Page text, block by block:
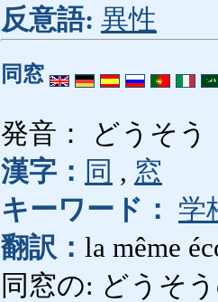
反意語: 異性
同窓
発音： どうそう
漢字： 同 , 窓
キーワード：
学
翻訳： la même
同窓の: どうそう